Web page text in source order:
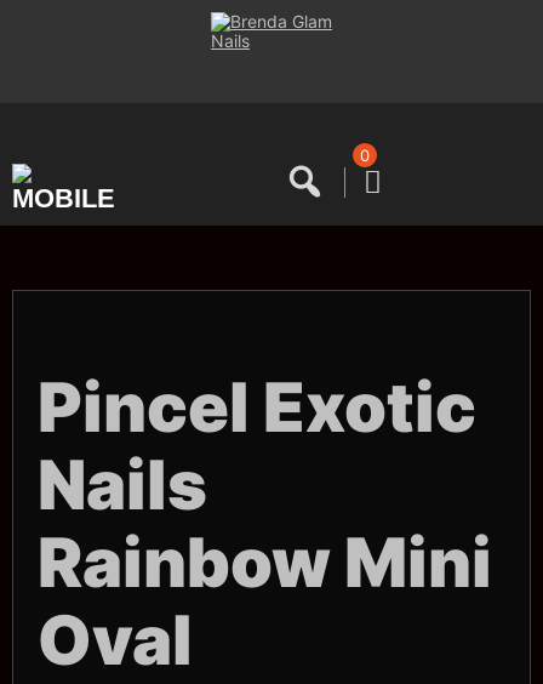
0
Pincel Exotic
Nails
Rainbow Mini
Oval